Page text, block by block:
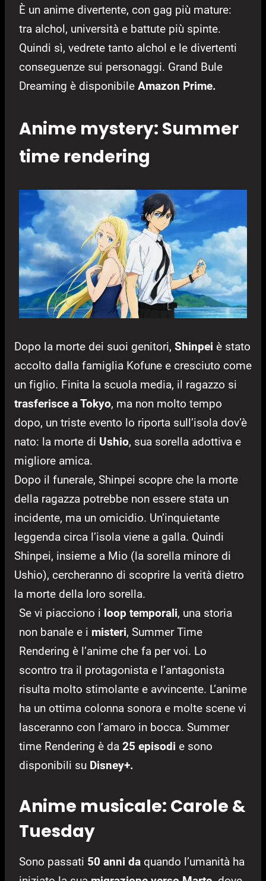
È un anime divertente, con gag più mature:
tra alchol, università e battute più spinte.
Quindi sì, vedrete tanto alchol e le divertenti
conseguenze sui personaggi. Grand Bule
Dreaming è disponibile Amazon Prime.
Anime mystery: Summer
time rendering
Dopo la morte dei suoi genitori, Shinpei è stato
accolto dalla famiglia Kofune e cresciuto come
un figlio. Finita la scuola media, il ragazzo si
trasferisce a Tokyo, ma non molto tempo
dopo, un triste evento lo riporta sull’isola dov’è
nato: la morte di Ushio, sua sorella adottiva e
migliore amica.
Dopo il funerale, Shinpei scopre che la morte
della ragazza potrebbe non essere stata un
incidente, ma un omicidio. Un’inquietante
leggenda circa l’isola viene a galla. Quindi
Shinpei, insieme a Mio (la sorella minore di
Ushio), cercheranno di scoprire la verità dietro
la morte della loro sorella.
Se vi piacciono i loop temporali, una storia
non banale e i misteri, Summer Time
Rendering è l’anime che fa per voi. Lo
scontro tra il protagonista e l’antagonista
risulta molto stimolante e avvincente. L’anime
ha un ottima colonna sonora e molte scene vi
lasceranno con l’amaro in bocca. Summer
time Rendering è da 25 episodi e sono
disponibili su Disney+.
Anime musicale: Carole &
Tuesday
Sono passati 50 anni da quando l’umanità ha